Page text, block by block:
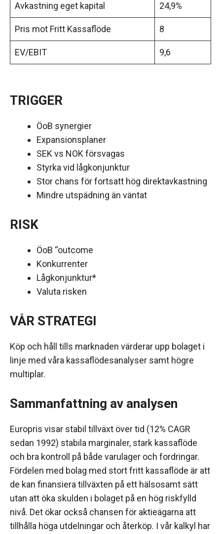
Avkastning eget kapital 24,9%
Pris mot Fritt Kassaflöde 8
EV/EBIT 9,6
TRIGGER
ÖoB synergier
Expansionsplaner
SEK vs NOK försvagas
Styrka vid lågkonjunktur
Stor chans för fortsatt hög direktavkastning
Mindre utspädning än väntat
RISK
ÖoB “outcome
Konkurrenter
Lågkonjunktur*
Valuta risken
VÅR STRATEGI
Köp och håll tills marknaden värderar upp bolaget i
linje med våra kassaflödesanalyser samt högre
multiplar.
Sammanfattning av analysen
Europris visar stabil tillväxt över tid (12% CAGR
sedan 1992) stabila marginaler, stark kassaflöde
och bra kontroll på både varulager och fordringar.
Fördelen med bolag med stort fritt kassaflöde är att
de kan finansiera tillväxten på ett hälsosamt sätt
utan att öka skulden i bolaget på en hög riskfylld
nivå. Det ökar också chansen för aktieägarna att
tillhålla höga utdelningar och återköp. I vår kalkyl har